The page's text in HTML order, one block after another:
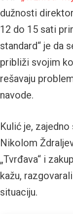
dužnosti
12 do 15 sati
standard“ je da
približi svojim
rešavaju
navode.
Kulić je,
Nikolom
„Tvrđava“ i
kažu,
situaciju.